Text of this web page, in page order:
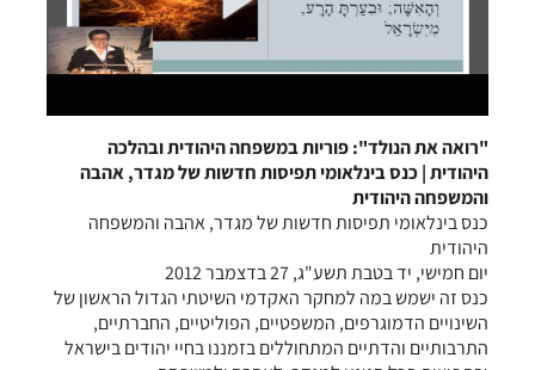
"רואה את הנולד": פוריות במשפחה היהודית ובהלכה
היהודית | כנס בינלאומי תפיסות חדשות של מגדר, אהבה
והמשפחה היהודית
כנס בינלאומי תפיסות חדשות של מגדר, אהבה והמשפחה
היהודית
יום חמישי, יד בטבת תשע"ג, 27 בדצמבר 2012
כנס זה ישמש במה למחקר האקדמי השיטתי הגדול הראשון של
השינויים הדמוגרפים, המשפטיים, הפוליטיים, החברתיים,
התרבותיים והדתיים המתחוללים בזמננו בחיי יהודים בישראל